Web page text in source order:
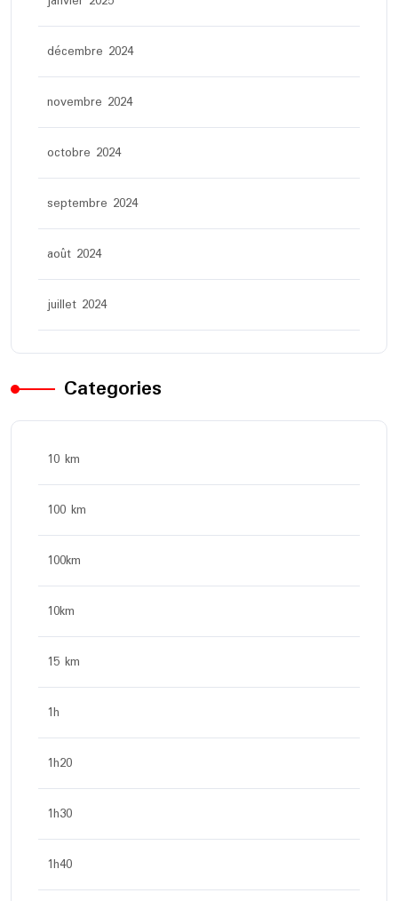
décembre 2024
novembre 2024
octobre 2024
septembre 2024
août 2024
juillet 2024
Categories
10 km
100 km
100km
10km
15 km
1h
1h20
1h30
1h40